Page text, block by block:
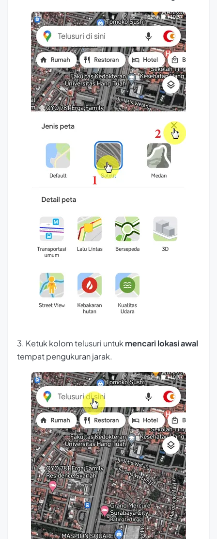
3. Ketuk kolom telusuri untuk mencari lokasi awal
tempat pengukuran jarak.